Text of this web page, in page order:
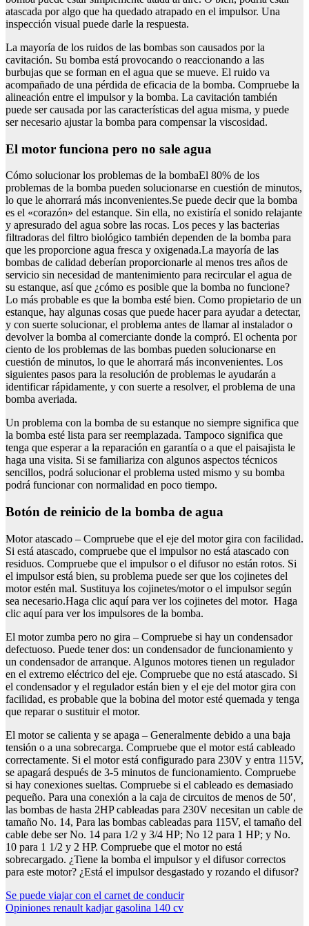
atascada por algo que ha quedado atrapado en el impulsor. Una
inspección visual puede darle la respuesta.
La mayoría de los ruidos de las bombas son causados por la
cavitación. Su bomba está provocando o reaccionando a las
burbujas que se forman en el agua que se mueve. El ruido va
acompañado de una pérdida de eficacia de la bomba. Compruebe la
alineación entre el impulsor y la bomba. La cavitación también
puede ser causada por las características del agua misma, y puede
ser necesario ajustar la bomba para compensar la viscosidad.
el motor funciona pero no sale agua
Cómo solucionar los problemas de la bombaEl 80% de los
problemas de la bomba pueden solucionarse en cuestión de minutos,
lo que le ahorrará más inconvenientes.Se puede decir que la bomba
es el «corazón» del estanque. Sin ella, no existiría el sonido relajante
y apresurado del agua sobre las rocas. Los peces y las bacterias
filtradoras del filtro biológico también dependen de la bomba para
que les proporcione agua fresca y oxigenada.La mayoría de las
bombas de calidad deberían proporcionarle al menos tres años de
servicio sin necesidad de mantenimiento para recircular el agua de
su estanque, así que ¿cómo es posible que la bomba no funcione?
Lo más probable es que la bomba esté bien. Como propietario de un
estanque, hay algunas cosas que puede hacer para ayudar a detectar,
y con suerte solucionar, el problema antes de llamar al instalador o
devolver la bomba al comerciante donde la compró. El ochenta por
ciento de los problemas de las bombas pueden solucionarse en
cuestión de minutos, lo que le ahorrará más inconvenientes. Los
siguientes pasos para la resolución de problemas le ayudarán a
identificar rápidamente, y con suerte a resolver, el problema de una
bomba averiada.
Un problema con la bomba de su estanque no siempre significa que
la bomba esté lista para ser reemplazada. Tampoco significa que
tenga que esperar a la reparación en garantía o a que el paisajista le
haga una visita. Si se familiariza con algunos aspectos técnicos
sencillos, podrá solucionar el problema usted mismo y su bomba
podrá funcionar con normalidad en poco tiempo.
botón de reinicio de la bomba de agua
Motor atascado – Compruebe que el eje del motor gira con facilidad.
Si está atascado, compruebe que el impulsor no está atascado con
residuos. Compruebe que el impulsor o el difusor no están rotos. Si
el impulsor está bien, su problema puede ser que los cojinetes del
motor estén mal. Sustituya los cojinetes/motor o el impulsor según
sea necesario.Haga clic aquí para ver los cojinetes del motor. Haga
clic aquí para ver los impulsores de la bomba.
El motor zumba pero no gira – Compruebe si hay un condensador
defectuoso. Puede tener dos: un condensador de funcionamiento y
un condensador de arranque. Algunos motores tienen un regulador
en el extremo eléctrico del eje. Compruebe que no está atascado. Si
el condensador y el regulador están bien y el eje del motor gira con
facilidad, es probable que la bobina del motor esté quemada y tenga
que reparar o sustituir el motor.
El motor se calienta y se apaga – Generalmente debido a una baja
tensión o a una sobrecarga. Compruebe que el motor está cableado
correctamente. Si el motor está configurado para 230V y entra 115V,
se apagará después de 3-5 minutos de funcionamiento. Compruebe
si hay conexiones sueltas. Compruebe si el cableado es demasiado
pequeño. Para una conexión a la caja de circuitos de menos de 50′,
las bombas de hasta 2HP cableadas para 230V necesitan un cable de
tamaño No. 14, Para las bombas cableadas para 115V, el tamaño del
cable debe ser No. 14 para 1/2 y 3/4 HP; No 12 para 1 HP; y No.
10 para 1 1/2 y 2 HP. Compruebe que el motor no está
sobrecargado. ¿Tiene la bomba el impulsor y el difusor correctos
para este motor? ¿Está el impulsor desgastado y rozando el difusor?
Navegación
de
Se puede viajar con el carnet de conducir
Opiniones renault kadjar gasolina 140 cv